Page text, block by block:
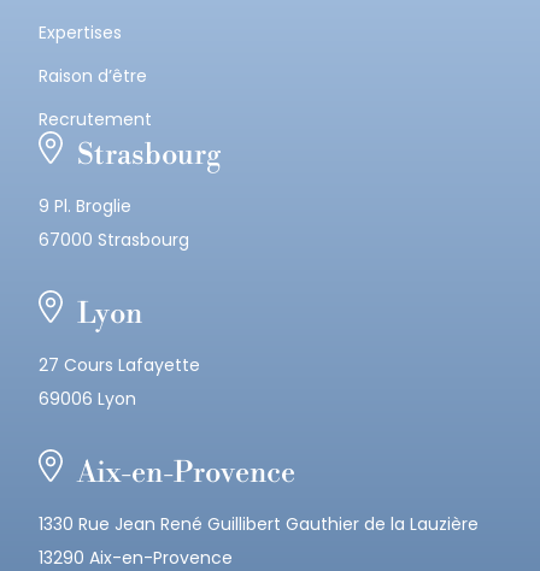
Expertises
Raison d’être
Recrutement
Strasbourg
9 Pl. Broglie
67000 Strasbourg
Lyon
27 Cours Lafayette
69006 Lyon
Aix-en-Provence
1330 Rue Jean René Guillibert Gauthier de la Lauzière
13290 Aix-en-Provence